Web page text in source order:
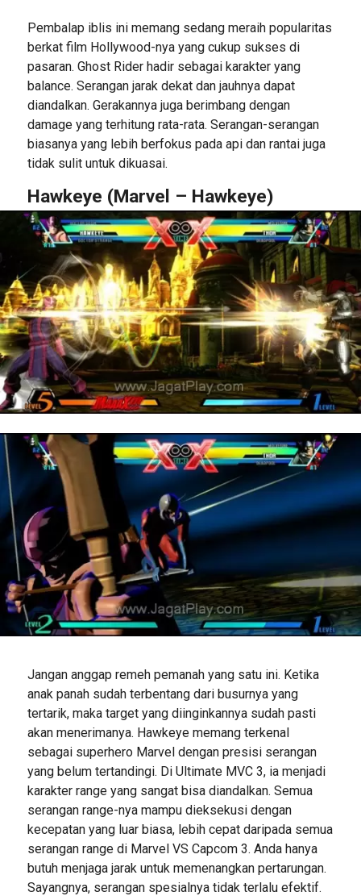
Pembalap iblis ini memang sedang meraih popularitas
berkat film Hollywood-nya yang cukup sukses di
pasaran. Ghost Rider hadir sebagai karakter yang
balance. Serangan jarak dekat dan jauhnya dapat
diandalkan. Gerakannya juga berimbang dengan
damage yang terhitung rata-rata. Serangan-serangan
biasanya yang lebih berfokus pada api dan rantai juga
tidak sulit untuk dikuasai.
Hawkeye (Marvel – Hawkeye)
Jangan anggap remeh pemanah yang satu ini. Ketika
anak panah sudah terbentang dari busurnya yang
tertarik, maka target yang diinginkannya sudah pasti
akan menerimanya. Hawkeye memang terkenal
sebagai superhero Marvel dengan presisi serangan
yang belum tertandingi. Di Ultimate MVC 3, ia menjadi
karakter range yang sangat bisa diandalkan. Semua
serangan range-nya mampu dieksekusi dengan
kecepatan yang luar biasa, lebih cepat daripada semua
serangan range di Marvel VS Capcom 3. Anda hanya
butuh menjaga jarak untuk memenangkan pertarungan.
Sayangnya, serangan spesialnya tidak terlalu efektif.